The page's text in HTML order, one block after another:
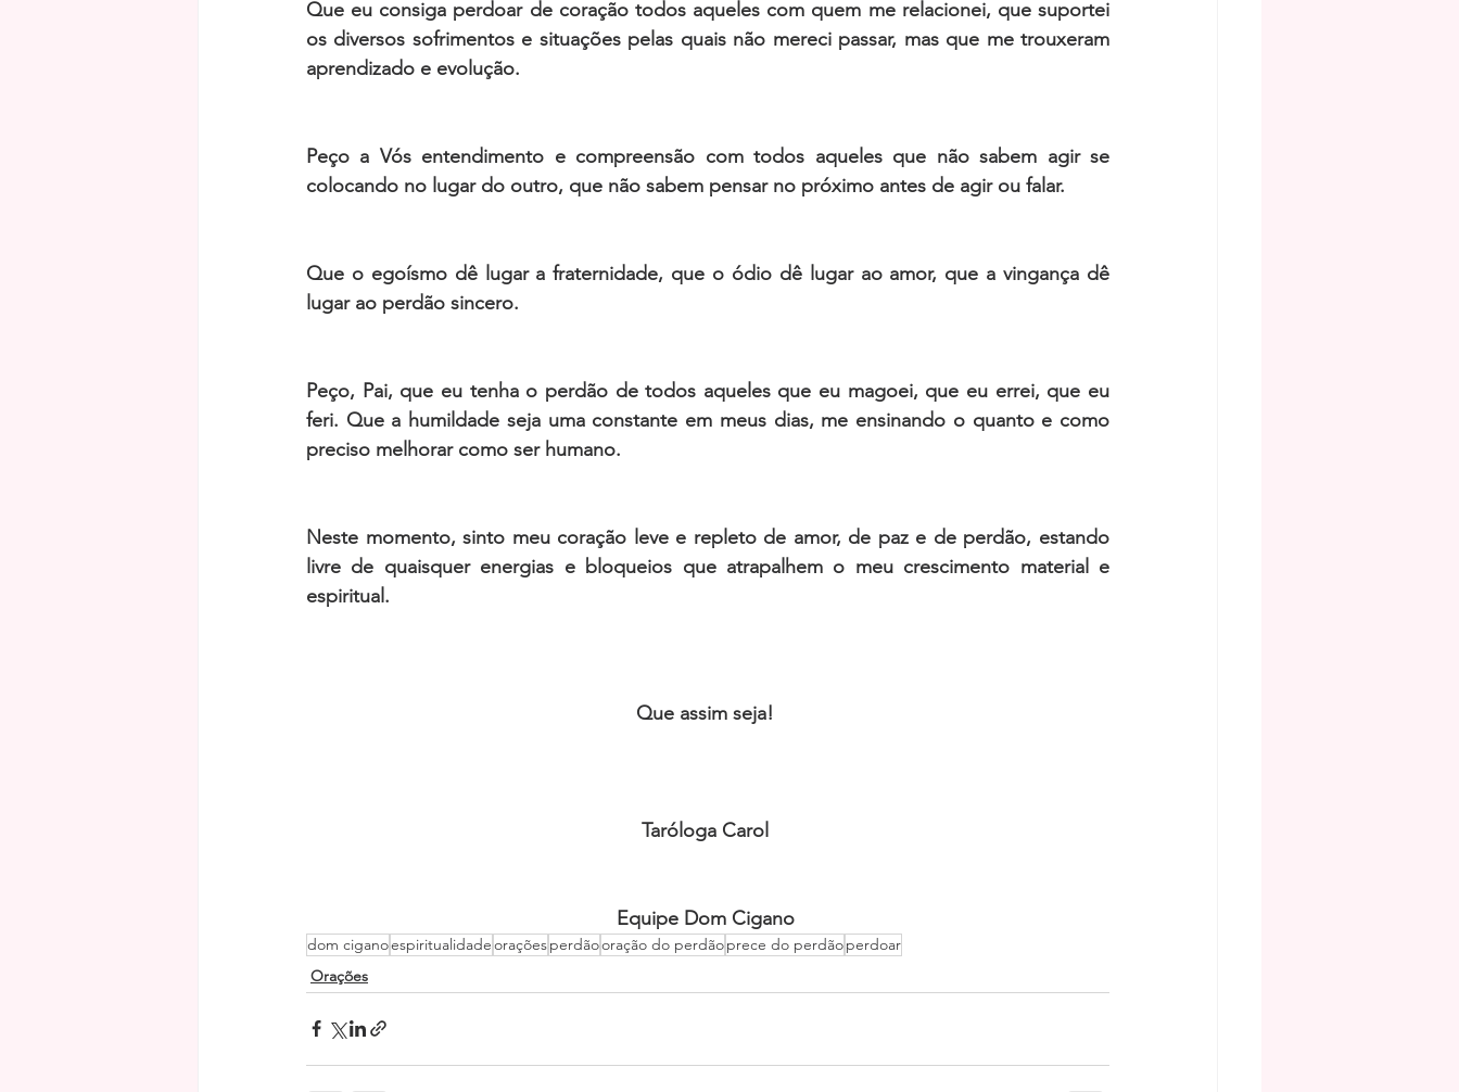
Que eu consiga perdoar de coração todos aqueles com quem me relacionei, que suportei
os diversos sofrimentos e situações pelas quais não mereci passar, mas que me trouxeram
aprendizado e evolução.
Peço a Vós entendimento e compreensão com todos aqueles que não sabem agir se
colocando no lugar do outro, que não sabem pensar no próximo antes de agir ou falar.
Que o egoísmo dê lugar a fraternidade, que o ódio dê lugar ao amor, que a vingança dê
lugar ao perdão sincero.
Peço, Pai, que eu tenha o perdão de todos aqueles que eu magoei, que eu errei, que eu
feri. Que a humildade seja uma constante em meus dias, me ensinando o quanto e como
preciso melhorar como ser humano.
Neste momento, sinto meu coração leve e repleto de amor, de paz e de perdão, estando
livre de quaisquer energias e bloqueios que atrapalhem o meu crescimento material e
espiritual.
Que assim seja!
Taróloga Carol
Equipe Dom Cigano
dom ciganoespiritualidadeoraçõesperdãooração do perdãoprece do perdãoperdoar
Orações